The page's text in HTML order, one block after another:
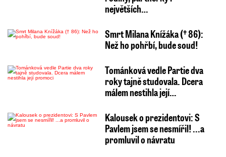
největších…
Smrt Milana Knížáka († 86):
Než ho pohřbí, bude soud!
Tománková vedle Partie dva
roky tajně studovala. Dcera
málem nestihla její…
Kalousek o prezidentovi: S
Pavlem jsem se nesmířil! ...a
promluvil o návratu